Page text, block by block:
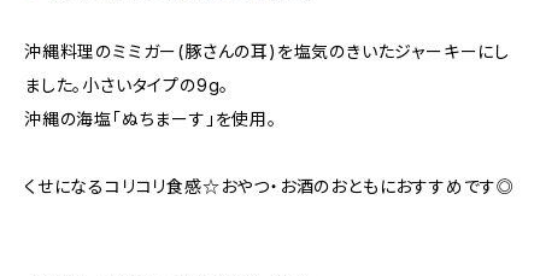
沖縄料理のミミガー(豚さんの耳)を塩気のきいたジャーキーにし
ました。小さいタイプの9g。
沖縄の海塩「ぬちまーす」を使用。
くせになるコリコリ食感☆おやつ・お酒のおともにおすすめです◎